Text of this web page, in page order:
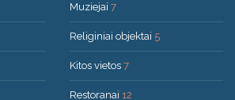
Muziejai 7
Religiniai objektai 5
Kitos vietos 7
Restoranai 12